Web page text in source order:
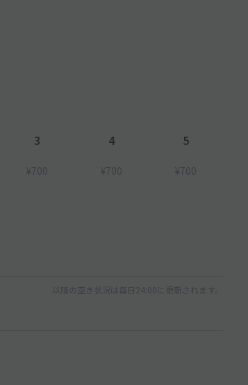
3
¥700
4
¥700
5
¥700
以降の空き状況は毎日24:00に更新されます。